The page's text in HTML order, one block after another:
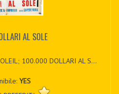
AL SOLE
100.000 DOLLARI AL S...
YES